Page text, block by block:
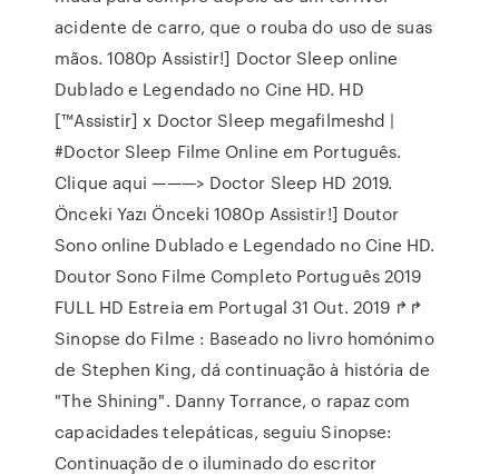
acidente de carro, que o rouba do uso de suas
mãos. 1080p Assistir!] Doctor Sleep online
Dublado e Legendado no Cine HD. HD
[™Assistir] x Doctor Sleep megafilmeshd |
#Doctor Sleep Filme Online em Português.
Clique aqui ———> Doctor Sleep HD 2019.
Önceki Yazı Önceki 1080p Assistir!] Doutor
Sono online Dublado e Legendado no Cine HD.
Doutor Sono Filme Completo Português 2019
FULL HD Estreia em Portugal 31 Out. 2019 ↱↱
Sinopse do Filme : Baseado no livro homónimo
de Stephen King, dá continuação à história de
"The Shining". Danny Torrance, o rapaz com
capacidades telepáticas, seguiu Sinopse:
Continuação de o iluminado do escritor